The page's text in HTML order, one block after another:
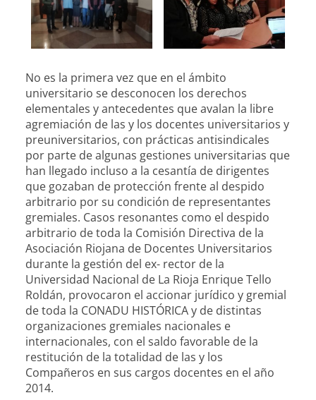
No es la primera vez que en el ámbito
universitario se desconocen los derechos
elementales y antecedentes que avalan la libre
agremiación de las y los docentes universitarios y
preuniversitarios, con prácticas antisindicales
por parte de algunas gestiones universitarias que
han llegado incluso a la cesantía de dirigentes
que gozaban de protección frente al despido
arbitrario por su condición de representantes
gremiales. Casos resonantes como el despido
arbitrario de toda la Comisión Directiva de la
Asociación Riojana de Docentes Universitarios
durante la gestión del ex- rector de la
Universidad Nacional de La Rioja Enrique Tello
Roldán, provocaron el accionar jurídico y gremial
de toda la CONADU HISTÓRICA y de distintas
organizaciones gremiales nacionales e
internacionales, con el saldo favorable de la
restitución de la totalidad de las y los
Compañeros en sus cargos docentes en el año
2014.